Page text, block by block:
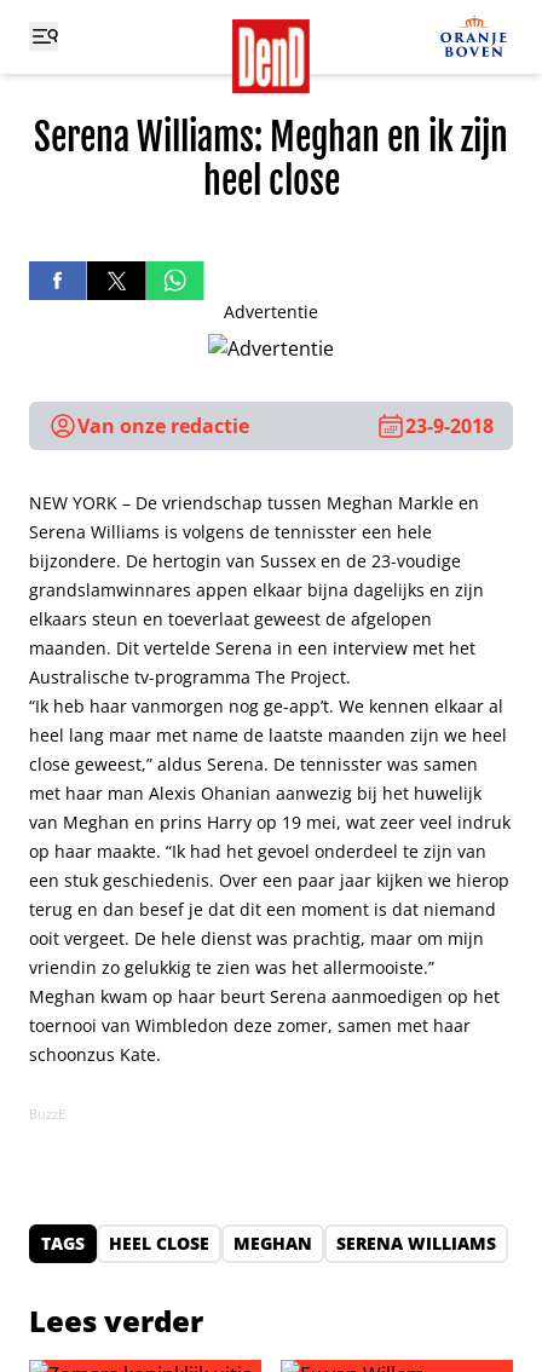
Serena Williams: Meghan en ik zijn
heel close
Advertentie
Van onze redactie 23-9-2018
NEW YORK – De vriendschap tussen Meghan Markle en
Serena Williams is volgens de tennisster een hele
bijzondere. De hertogin van Sussex en de 23-voudige
grandslamwinnares appen elkaar bijna dagelijks en zijn
elkaars steun en toeverlaat geweest de afgelopen
maanden. Dit vertelde Serena in een interview met het
Australische tv-programma The Project.
“Ik heb haar vanmorgen nog ge-app’t. We kennen elkaar al
heel lang maar met name de laatste maanden zijn we heel
close geweest,” aldus Serena. De tennisster was samen
met haar man Alexis Ohanian aanwezig bij het huwelijk
van Meghan en prins Harry op 19 mei, wat zeer veel indruk
op haar maakte. “Ik had het gevoel onderdeel te zijn van
een stuk geschiedenis. Over een paar jaar kijken we hierop
terug en dan besef je dat dit een moment is dat niemand
ooit vergeet. De hele dienst was prachtig, maar om mijn
vriendin zo gelukkig te zien was het allermooiste.”
Meghan kwam op haar beurt Serena aanmoedigen op het
toernooi van Wimbledon deze zomer, samen met haar
schoonzus Kate.
BuzzE
TAGS HEEL CLOSE MEGHAN SERENA WILLIAMS
Lees verder